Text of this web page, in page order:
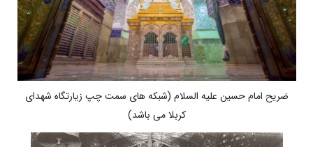
ضریح امام حسین علیه السلام (شبکه های سمت چپ زیارتگاه شهدای
کربلا می باشد)